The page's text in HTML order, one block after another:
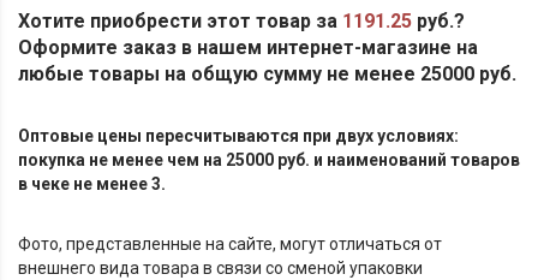
Хотите приобрести этот товар за 1191.25 руб.?
Оформите заказ в нашем интернет-магазине на
любые товары на общую сумму не менее 25000 руб.
Оптовые цены пересчитываются при двух условиях:
покупка не менее чем на 25000 руб. и наименований товаров
в чеке не менее 3.
Фото, представленные на сайте, могут отличаться от
внешнего вида товара в связи со сменой упаковки